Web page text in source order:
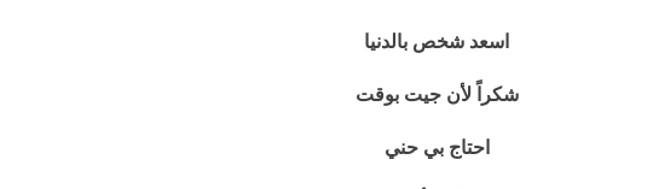
اسعد شخص بالدنيا
شكراً لأن جيت بوقت
احتاج بي حني